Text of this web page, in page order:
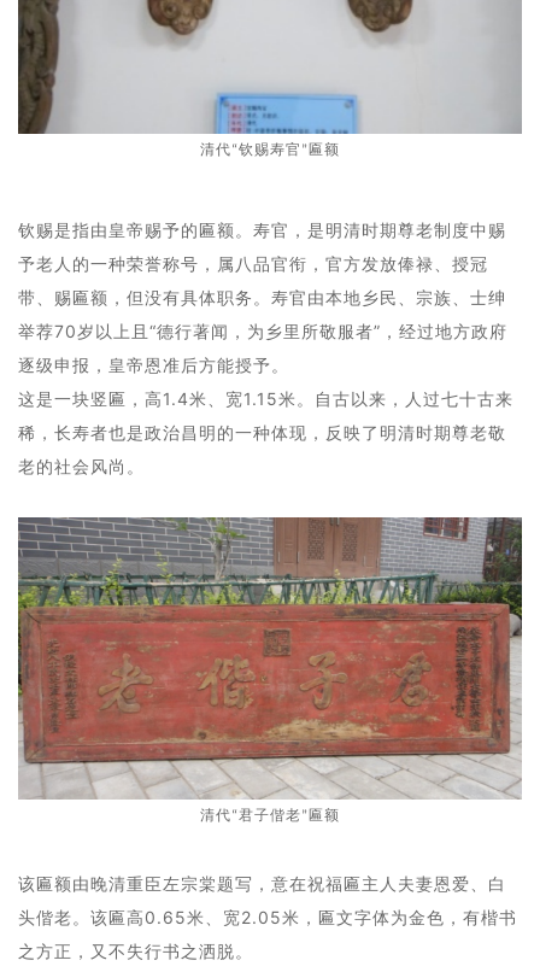
清代“钦赐寿官”匾额
钦赐是指由皇帝赐予的匾额。寿官，是明清时期尊老制度中赐
予老人的一种荣誉称号，属八品官衔，官方发放俸禄、授冠
带、赐匾额，但没有具体职务。寿官由本地乡民、宗族、士绅
举荐70岁以上且“德行著闻，为乡里所敬服者”，经过地方政府
逐级申报，皇帝恩准后方能授予。
这是一块竖匾，高1.4米、宽1.15米。自古以来，人过七十古来
稀，长寿者也是政治昌明的一种体现，反映了明清时期尊老敬
老的社会风尚。
清代“君子偕老”匾额
该匾额由晚清重臣左宗棠题写，意在祝福匾主人夫妻恩爱、白
头偕老。该匾高0.65米、宽2.05米，匾文字体为金色，有楷书
之方正，又不失行书之洒脱。